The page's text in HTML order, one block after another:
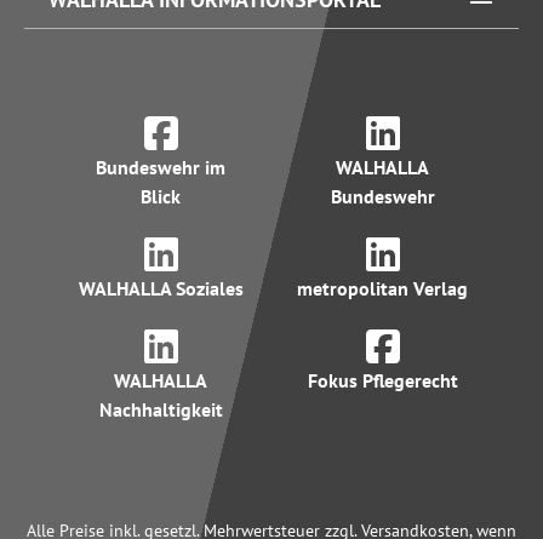
Bundeswehr im
Blick
WALHALLA
Bundeswehr
WALHALLA Soziales metropolitan Verlag
WALHALLA
Nachhaltigkeit
Fokus Pflegerecht
Alle Preise inkl. gesetzl. Mehrwertsteuer zzgl. Versandkosten, wenn